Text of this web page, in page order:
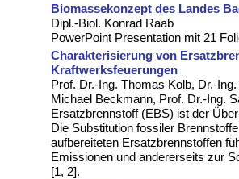
Biomassekonzept des Landes
Dipl.-Biol. Konrad Raab
PowerPoint Presentation mit 21
Charakterisierung von
Kraftwerksfeuerungen
Prof. Dr.-Ing. Thomas Kolb, Dr.-
Michael Beckmann, Prof. Dr.-Ing.
Ersatzbrennstoff (EBS) ist der
Die Substitution fossiler
aufbereiteten Ersatzbrennstoffen
Emissionen und andererseits zur
[1, 2].